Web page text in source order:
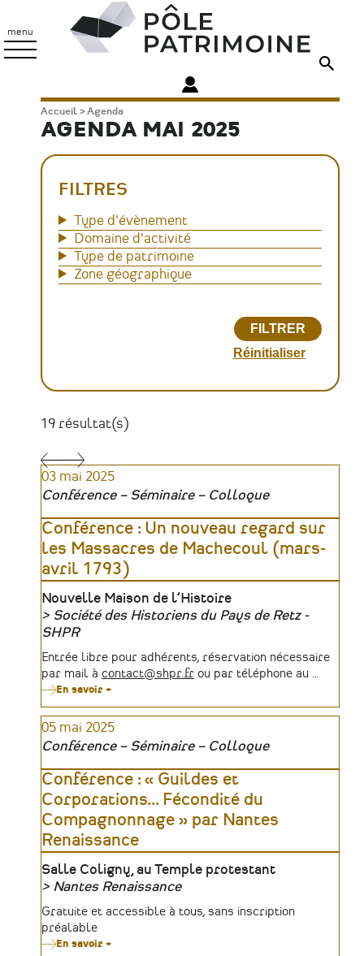
contenu
principal
menu
Patrimoine
Fil
d'Ariane
Accueil Agenda
AGENDA MAI 2025
19 résultat(s)
Pagination
03 mai 2025
Conférence – Séminaire – Colloque
Conférence : Un nouveau regard sur
les Massacres de Machecoul (mars-
avril 1793)
Lieu
Nouvelle Maison de l’Histoire
Organisateur
Société des Historiens du Pays de Retz -
SHPR
Tarifs
Entrée libre pour adhérents, réservation nécessaire
par mail à contact@shpr.fr ou par téléphone au …
En savoir +
:
Un
nouveau
regard
les
Massacres
de
(mars-
avril
1793)
05 mai 2025
Conférence – Séminaire – Colloque
Conférence : « Guildes et
Corporations... Fécondité du
Compagnonnage » par Nantes
Renaissance
Lieu
Salle Coligny, au Temple protestant
Organisateur
Nantes Renaissance
Tarifs
Gratuite et accessible à tous, sans inscription
préalable
En savoir +
FILTRES
Type d'évènement
Domaine d'activité
Type de patrimoine
Zone géographique